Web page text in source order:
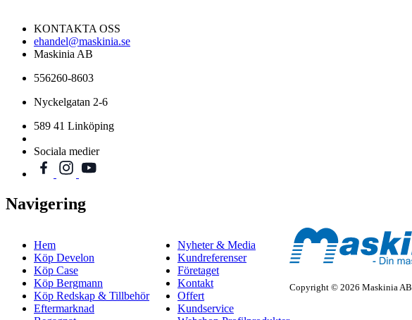
KONTAKTA OSS
ehandel@maskinia.se
Maskinia AB
556260-8603
Nyckelgatan 2-6
589 41 Linköping
Sociala medier
Navigering
Hem
Köp Develon
Köp Case
Köp Bergmann
Köp Redskap & Tillbehör
Eftermarknad
Nyheter & Media
Kundreferenser
Företaget
Kontakt
Offert
Kundservice
Copyright © 2026 Maskinia AB